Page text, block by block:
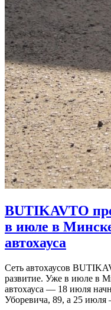
BUTIKAVTO
в июле в
автохауса
Сеть автохаусов
развитие. Уже в июле в
автохауса — 18 июля
Уборевича, 89, а 25